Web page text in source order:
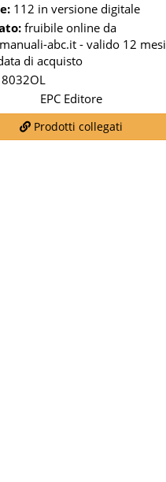
112 in versione digitale
fruibile online da
abc.it - valido 12 mesi
di acquisto
8032OL
EPC Editore
Prodotti collegati